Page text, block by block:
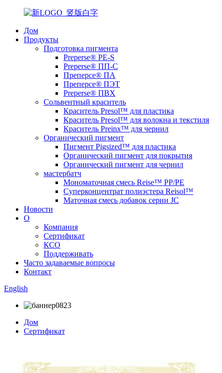
Дом
Продукты
Подготовка пигмента
Preperse® PE-S
Preperse® ПП-С
Преперсе® ПА
Преперсе® ПЭТ
Preperse® ПВХ
Сольвентный краситель
Краситель Presol™ для пластика
Краситель Presol™ для волокна и текстиля
Краситель Preinx™ для чернил
Органический пигмент
Пигмент Pigsized™ для пластика
Органический пигмент для покрытия
Органический пигмент для чернил
мастербатч
Мономаточная смесь Reise™ PP/PE
Суперконцентрат полиэстера Reisol™
Маточная смесь добавок серии JC
Новости
О
Компания
Сертификат
КСО
Поддерживать
Часто задаваемые вопросы
Контакт
English
Дом
Сертификат